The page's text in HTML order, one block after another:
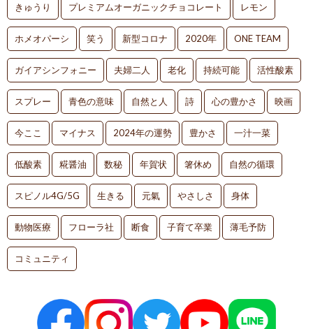
きゅうり プレミアムオーガニックチョコレート レモン
ホメオパーシ 笑う 新型コロナ 2020年 ONE TEAM
ガイアシンフォニー 夫婦二人 老化 持続可能 活性酸素
スプレー 青色の意味 自然と人 詩 心の豊かさ 映画
今ここ マイナス 2024年の運勢 豊かさ 一汁一菜
低酸素 糀醤油 数秘 年賀状 箸休め 自然の循環
スピノル4G/5G 生きる 元氣 やさしさ 身体
動物医療 フローラ社 断食 子育て卒業 薄毛予防
コミュニティ